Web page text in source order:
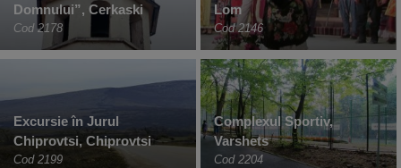
Domnului”, Cerkaski
Cod 2178
Lom
Cod 2146
Excursie în Jurul
Chiprovtsi, Chiprovtsi
Cod 2199
Complexul Sportiv,
Varshets
Cod 2204